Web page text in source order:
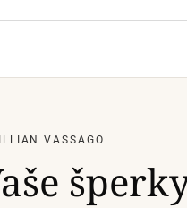
VASSAGO